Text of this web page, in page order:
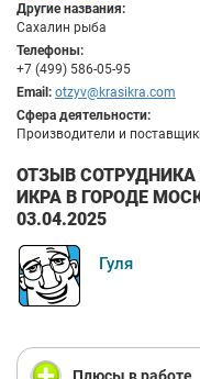
Другие названия:
Сахалин рыба
Телефоны:
+7 (499) 586-05-95
Email: otzyv@krasikra.com
Сфера деятельности:
Производители и
ОТЗЫВ
ИКРА В ГОРОДЕ
03.04.2025
Гуля